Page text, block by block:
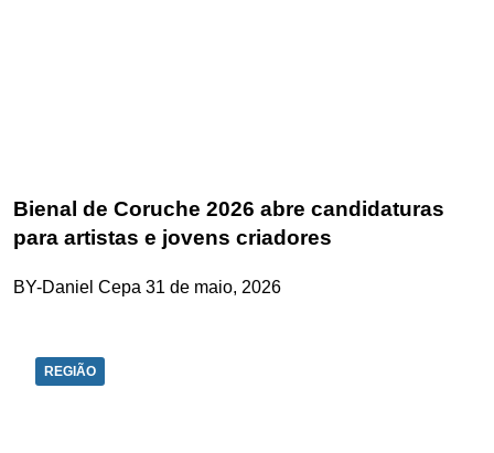
Bienal de Coruche 2026 abre candidaturas
para artistas e jovens criadores
BY-Daniel Cepa 31 de maio, 2026
REGIÃO